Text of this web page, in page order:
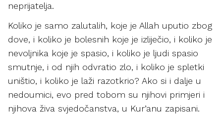
neprijatelja.
Koliko je samo zalutalih, koje je Allah uputio zbog
dove, i koliko je bolesnih koje je izliječio, i koliko je
nevoljnika koje je spasio, i koliko je ljudi spasio
smutnje, i od njih odvratio zlo, i koliko je spletki
uništio, i koliko je laži razotkrio? Ako si i dalje u
nedoumici, evo pred tobom su njihovi primjeri i
njihova živa svjedočanstva, u Kur’anu zapisani.